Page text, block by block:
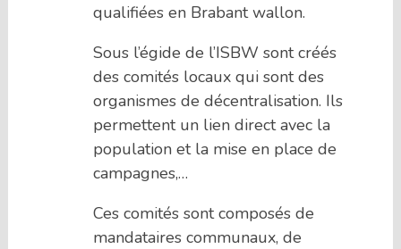
qualifiées en Brabant wallon.
Sous l’égide de l’ISBW sont créés
des comités locaux qui sont des
organismes de décentralisation. Ils
permettent un lien direct avec la
population et la mise en place de
campagnes,…
Ces comités sont composés de
mandataires communaux, de